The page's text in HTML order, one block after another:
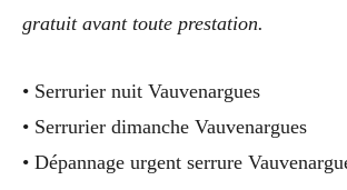
gratuit avant toute prestation.
• Serrurier nuit Vauvenargues
• Serrurier dimanche Vauvenargues
• Dépannage urgent serrure